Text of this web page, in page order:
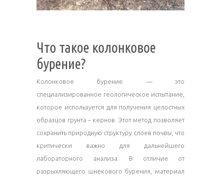
Что такое колонковое
бурение?
Колонковое бурение — это
специализированное геологическое испытание,
которое используется для получения целостных
образцов грунта – кернов. Этот метод позволяет
сохранить природную структуру слоев почвы, что
критически важно для дальнейшего
лабораторного анализа. В отличие от
разрыхляющего шнекового бурения, материал